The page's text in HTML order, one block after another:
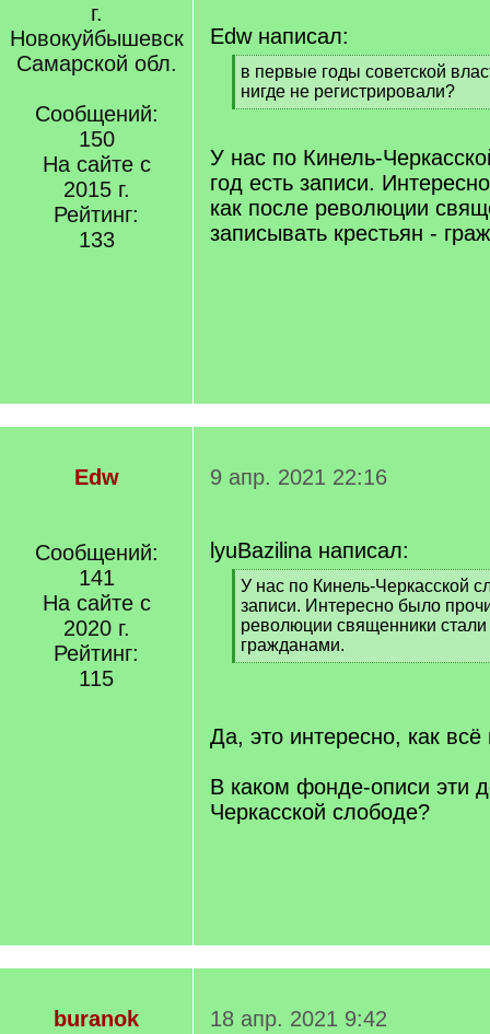
г.
Новокуйбышевск
Самарской обл.
Сообщений:
150
На сайте с
2015 г.
Рейтинг:
133
Edw написал:
[
q
]
в первые годы советской
нигде не регистрировали?
[
q
]
У нас по Кинель-
год есть записи.
как после революции
записывать крестьян -
Edw
Сообщений:
141
На сайте с
2020 г.
Рейтинг:
115
9 апр. 2021 22:16
lyuBazilina написал:
[
q
]
У нас по Кинель-Черкасской
записи. Интересно было
революции священники стали
гражданами.
[
Да, это интересно, как всё
В каком фонде-описи эти
Черкасской слободе?
buranok
18 апр. 2021 9:42